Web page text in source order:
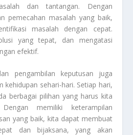
dan tantangan. Dengan
pemecahan masalah yang baik,
masalah dengan cepat.
yang tepat, dan mengatasi
efektif.
pengambilan keputusan juga
kehidupan sehari-hari. Setiap hari,
berbagai pilihan yang harus kita
memiliki keterampilan
yang baik, kita dapat membuat
dan bijaksana, yang akan